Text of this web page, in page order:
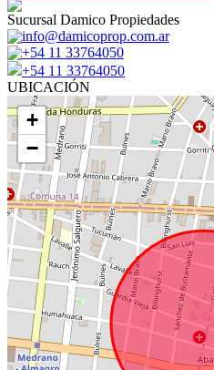
Sucursal Damico Propiedades
info@damicoprop.com.ar
+54 11 33764050
+54 11 33764050
UBICACIÓN
+
−